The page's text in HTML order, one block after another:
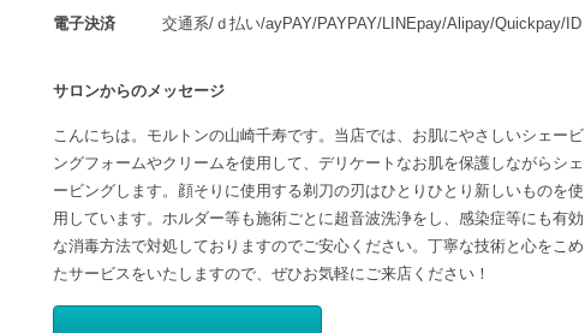
電子決済 交通系/ｄ払い/ayPAY/PAYPAY/LINEpay/Alipay/Quickpay/ID
サロンからのメッセージ
こんにちは。モルトンの山崎千寿です。当店では、お肌にやさしいシェービ
ングフォームやクリームを使用して、デリケートなお肌を保護しながらシェ
ービングします。顔そりに使用する剃刀の刃はひとりひとり新しいものを使
用しています。ホルダー等も施術ごとに超音波洗浄をし、感染症等にも有効
な消毒方法で対処しておりますのでご安心ください。丁寧な技術と心をこめ
たサービスをいたしますので、ぜひお気軽にご来店ください！